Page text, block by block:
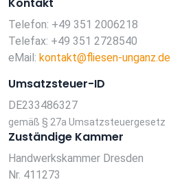
Telefon: +49 351 2006218
Telefax: +49 351 2728540
eMail: kontakt@fliesen-unganz.de
Umsatzsteuer-ID
DE233486327
gemäß § 27a Umsatzsteuergesetz
Zuständige Kammer
Handwerkskammer Dresden
Nr. 411273